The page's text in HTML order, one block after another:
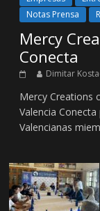
Notas Prensa
Mercy
Conecta
Dimitar
Mercy Creations
Valencia
Valencianas